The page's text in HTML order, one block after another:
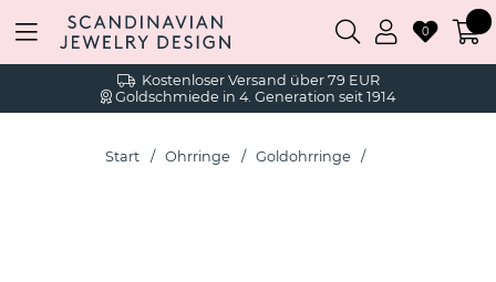
Kostenloser Versand über 79 EUR
Goldschmiede in 4. Generation seit 1914
0
Start Ohrringe Goldohrringe